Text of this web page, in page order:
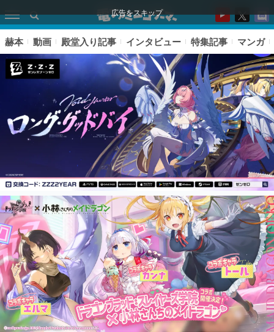
広告をスキップ
ピックアップ
電ファミのいま読まれている記事ランキング
アプリセール情報
インタビュー
連載・特集一覧
赫本 動画 殿堂入り記事 インタビュー 特集記事 マンガ